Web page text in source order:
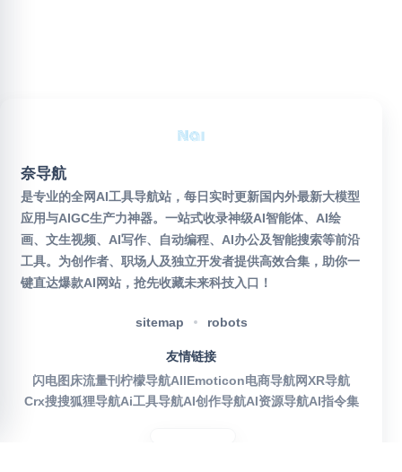
奈导航
是专业的全网AI工具导航站，每日实时更新国内外最新大模型
应用与AIGC生产力神器。一站式收录神级AI智能体、AI绘
画、文生视频、AI写作、自动编程、AI办公及智能搜索等前沿
工具。为创作者、职场人及独立开发者提供高效合集，助你一
键直达爆款AI网站，抢先收藏未来科技入口！
sitemap robots
友情链接
闪电图床流量刊柠檬导航AllEmoticon电商导航网XR导航
Crx搜搜狐狸导航Ai工具导航AI创作导航AI资源导航AI指令集